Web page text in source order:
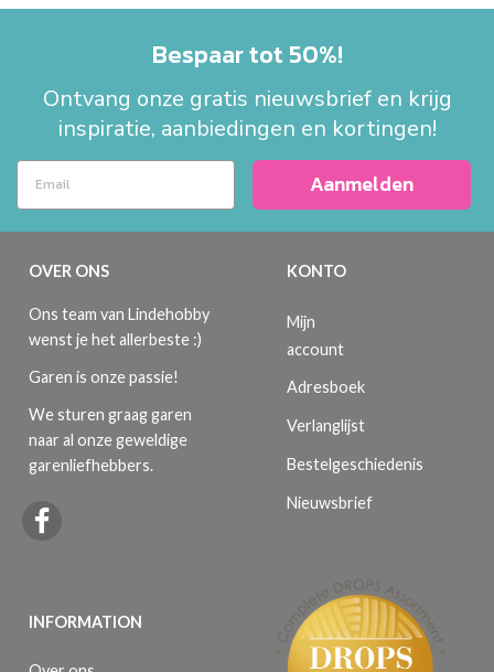
Bespaar tot 50%!
Ontvang onze gratis nieuwsbrief en krijg
inspiratie, aanbiedingen en kortingen!
Aanmelden
OVER ONS
Ons team van Lindehobby
wenst je het allerbeste :)
Garen is onze passie!
We sturen graag garen
naar al onze geweldige
garenliefhebbers.
INFORMATION
KONTO
Mijn
account
Adresboek
Verlanglijst
Bestelgeschiedenis
Nieuwsbrief